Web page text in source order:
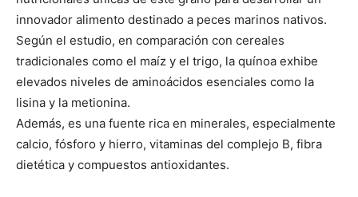
innovador alimento destinado a peces marinos nativos.
Según el estudio, en comparación con cereales
tradicionales como el maíz y el trigo, la quínoa exhibe
elevados niveles de aminoácidos esenciales como la
lisina y la metionina.
Además, es una fuente rica en minerales, especialmente
calcio, fósforo y hierro, vitaminas del complejo B, fibra
dietética y compuestos antioxidantes.